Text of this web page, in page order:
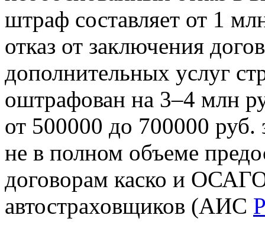
штраф составляет от 1
отказ от заключения
дополнительных услуг
оштрафован на 3–4 млн
от 500000 до 700000 руб.
не в полном объеме
договорам каско и
автостраховщиков (АИС